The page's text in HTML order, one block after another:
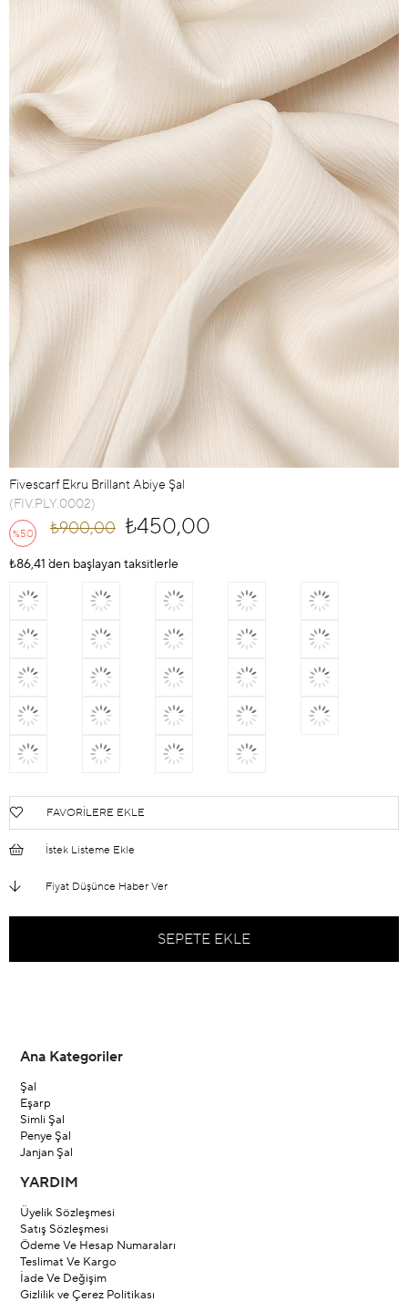
Fivescarf Ekru Brillant Abiye Şal
(FIV.PLY.0002)
%50
İndirim
₺900,00 ₺450,00
₺86,41 `den başlayan taksitlerle
FAVORILERE EKLE
İstek Listeme Ekle
Fiyat Düşünce Haber Ver
Ana Kategoriler
Şal
Eşarp
Simli Şal
Penye Şal
Janjan Şal
YARDIM
Üyelik Sözleşmesi
Satış Sözleşmesi
Ödeme Ve Hesap Numaraları
Teslimat Ve Kargo
İade Ve Değişim
Gizlilik ve Çerez Politikası